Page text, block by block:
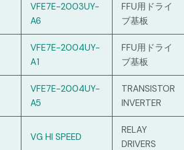
VFE7E-2003UY-
A6
FFU用ドライ
ブ基板
VFE7E-2004UY-
A1
FFU用ドライ
ブ基板
VFE7E-2004UY-
A5
TRANSISTOR
INVERTER
VG HI SPEED
RELAY
DRIVERS